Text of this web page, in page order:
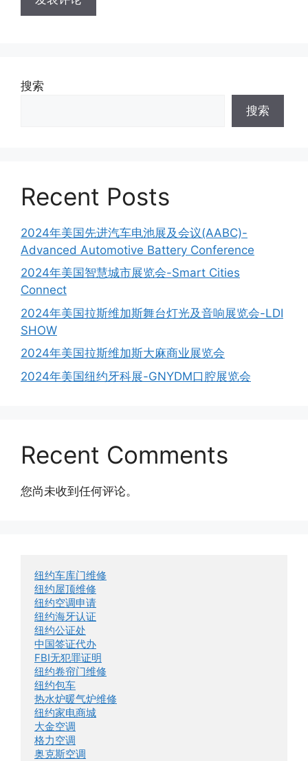
搜索
搜索
Recent Posts
2024年美国先进汽车电池展及会议(AABC)-
Advanced Automotive Battery Conference
2024年美国智慧城市展览会-Smart Cities
Connect
2024年美国拉斯维加斯舞台灯光及音响展览会-LDI
SHOW
2024年美国拉斯维加斯大麻商业展览会
2024年美国纽约牙科展-GNYDM口腔展览会
Recent Comments
您尚未收到任何评论。
纽约车库门维修
纽约屋顶维修
纽约空调申请
纽约海牙认证
纽约公证处
中国签证代办
FBI无犯罪证明
纽约卷帘门维修
纽约包车
热水炉暖气炉维修
纽约家电商城
大金空调
格力空调
奥克斯空调